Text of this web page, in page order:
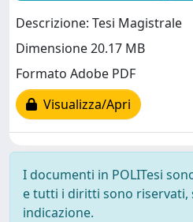
Descrizione: Tesi Magistrale
Dimensione 20.17 MB
Formato Adobe PDF
Visualizza/Apri
I documenti in POLITesi
e tutti i diritti sono riservati,
indicazione.